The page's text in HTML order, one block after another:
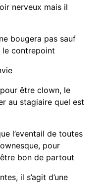
nerveux mais il
bougera pas sauf
le contrepoint
être clown, le
au stagiaire quel est
l’eventail de toutes
pour
bon de partout
il s’agit d’une